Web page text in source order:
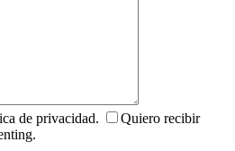
de privacidad.
Quiero recibir